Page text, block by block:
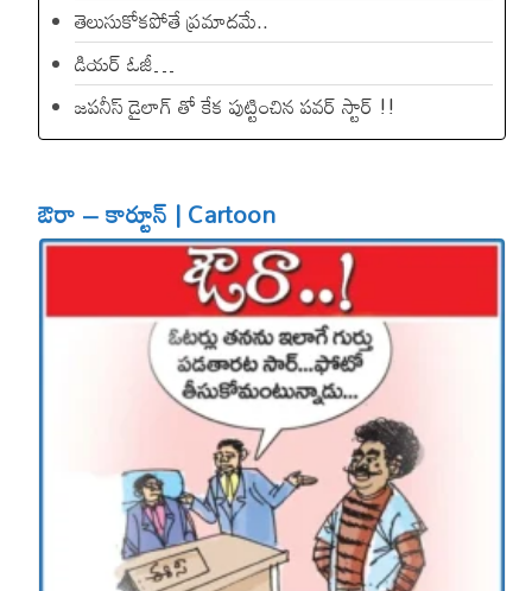
తెలుసుకోకపోతే ప్రమాదమే..
డియ‌ర్ ఓజీ…
జపనీస్ డైలాగ్ తో కేక పుట్టించిన ప‌వ‌ర్ స్టార్ !!
ఔరా – కార్టూన్ | Cartoon